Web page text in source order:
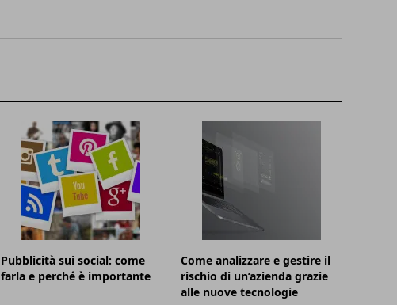
Pubblicità sui social: come
farla e perché è importante
Come analizzare e gestire il
rischio di un’azienda grazie
alle nuove tecnologie